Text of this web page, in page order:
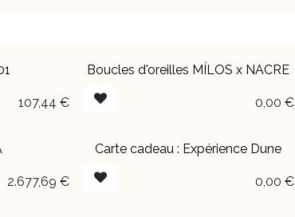
107,44 €
Épuisé
Boucles d'oreilles MÍLOS x NACRE
0,00 €
2.677,69 €
Carte cadeau : Expérience Dune
0,00 €